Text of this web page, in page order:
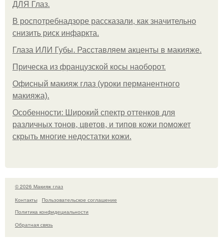
ДЛЯ Глаз.
В роспотребнадзоре рассказали, как значительно
снизить риск инфаркта.
Глаза ИЛИ Губы. Расставляем акценты в макияже.
Прическа из французской косы наоборот.
Офисный макияж глаз (уроки перманентного
макияжа).
Особенности: Широкий спектр оттенков для
различных тонов, цветов, и типов кожи поможет
скрыть многие недостатки кожи.
© 2026 Макияж глаз
Контакты
Пользовательское соглашение
Политика конфидециальности
Обратная связь